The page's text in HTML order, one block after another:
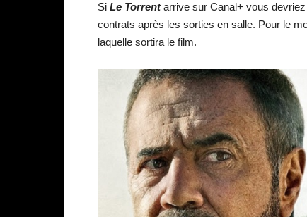
Si Le Torrentarrive sur Canal+ vous devriez
contrats après les sorties en salle. Pour le
laquelle sortira le film.